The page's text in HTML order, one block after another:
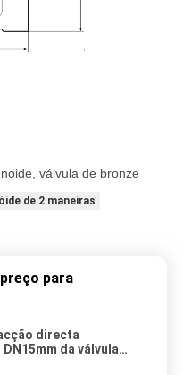
válvula de bronze
de 2 maneiras
para
directa
da válvula